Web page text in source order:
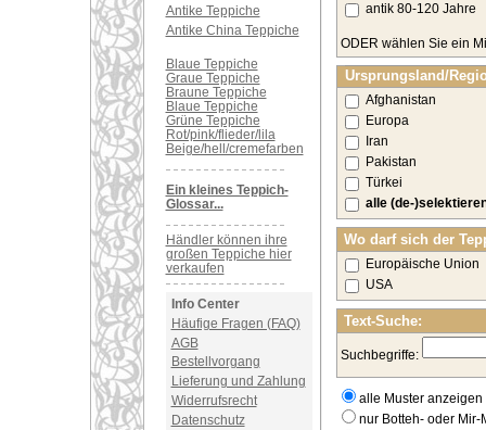
Antike Teppiche
Antike China Teppiche
Blaue Teppiche
Graue Teppiche
Braune Teppiche
Blaue Teppiche
Grüne Teppiche
Rot/pink/flieder/lila
Beige/hell/cremefarben
Ein kleines Teppich-
Glossar...
Händler können ihre
großen Teppiche hier
verkaufen
Info Center
Häufige Fragen (FAQ)
AGB
Bestellvorgang
Lieferung und Zahlung
Widerrufsrecht
Datenschutz
antik 80-120 Jahre
ODER wählen Sie ein
Ursprungsland/
Afghanistan
Europa
Iran
Pakistan
Türkei
alle (de-
Wo darf sich der
Europäische Union
USA
Text-Suche:
Suchbegriffe:
alle Muster anzeigen
nur Botteh- oder Mir-